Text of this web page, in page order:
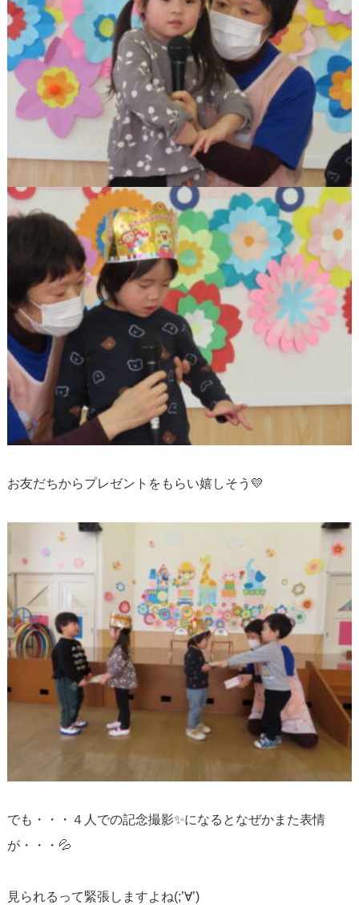
お友だちからプレゼントをもらい嬉しそう💛
でも・・・４人での記念撮影✨になるとなぜかまた表情
が・・・💦
見られるって緊張しますよね(;’∀’)